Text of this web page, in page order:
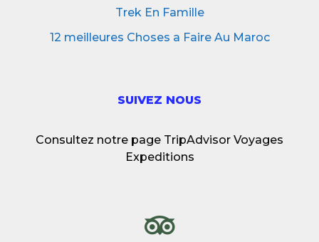
Trek En Famille
12 meilleures Choses a Faire Au Maroc
SUIVEZ NOUS
Consultez notre page TripAdvisor Voyages
Expeditions